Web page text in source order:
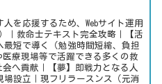
を応援するため、Webサイト運用
）｜救命士テキスト完全攻略｜【活
最短で導く（勉強時間短縮、負担
療現場等で活躍できる多くの救
へ貢献｜【夢】即戦力となる人
場設立｜現フリラースンス（元消